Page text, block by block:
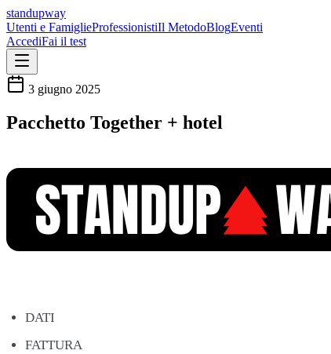
standupway
Utenti e FamiglieProfessionistiIl MetodoBlogEventi
AccediFai il test
3 giugno 2025
Pacchetto Together + hotel
DATI
FATTURA